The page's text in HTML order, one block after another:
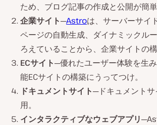
ため、ブログ記事の作成と公開が簡単
企業サイト─Astroは、サーバーサイ
ページの自動生成、ダイナミックル
ろえていることから、企業サイトの
ECサイト─優れたユーザー体験を生
能ECサイトの構築にうってつけ。
ドキュメントサイト─ドキュメント
用。
インタラクティブなウェブアプリ